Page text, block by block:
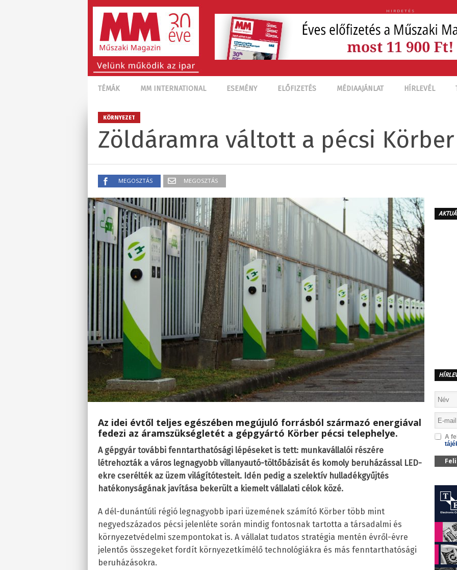
HIRDETÉS
TÉMÁK MM INTERNATIONAL ESEMÉNY ELŐFIZETÉS MÉDIAAJÁNLAT HÍRLEVÉL
KÖRNYEZET
Zöldáramra váltott a pécsi Körber
MEGOSZTÁS MEGOSZTÁS
Az idei évtől teljes egészében megújuló forrásból származó energiával
fedezi az áramszükségletét a gépgyártó Körber pécsi telephelye.
A gépgyár további fenntarthatósági lépéseket is tett: munkavállalói részére
létrehozták a város legnagyobb villanyautó-töltőbázisát és komoly beruházással LED-
ekre cserélték az üzem világítótesteit. Idén pedig a szelektív hulladékgyűjtés
hatékonyságának javítása bekerült a kiemelt vállalati célok közé.
A dél-dunántúli régió legnagyobb ipari üzemének számító Körber több mint
negyedszázados pécsi jelenléte során mindig fontosnak tartotta a társadalmi és
környezetvédelmi szempontokat is. A vállalat tudatos stratégia mentén évről-évre
jelentős összegeket fordít környezetkímélő technológiákra és más fenntarthatósági
beruházásokra.
A